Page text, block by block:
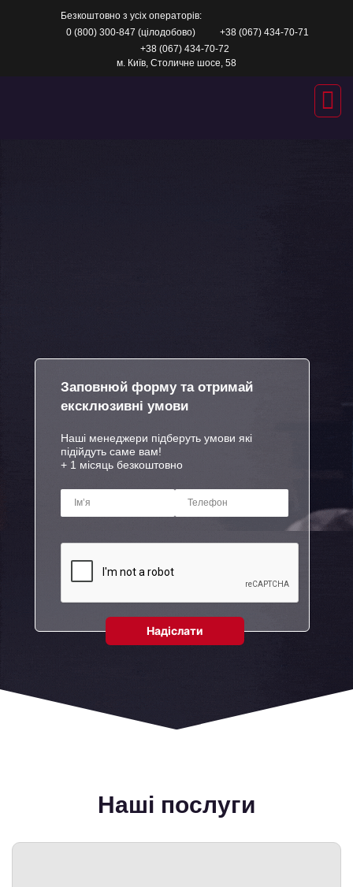
м. Київ, Столичне шосе, 58
Безкоштовно з усіх операторів:
0 (800) 300-847 (цілодобово)
+38 (067) 434-70-71
+38 (067) 434-70-72
Заповнюй форму та отримай
ексклюзивні умови
Наші менеджери підберуть умови які
підійдуть саме вам!
+ 1 місяць безкоштовно
Наші послуги